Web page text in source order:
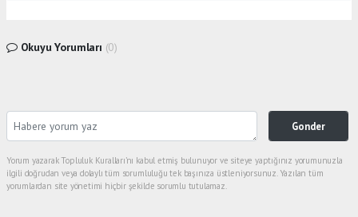
Okuyu Yorumları (0)
Gonder
Yorum yazarak Topluluk Kuralları’nı kabul etmiş bulunuyor ve siteye yaptığınız yorumunuzla
ilgili doğrudan veya dolaylı tüm sorumluluğu tek başınıza üstleniyorsunuz. Yazılan tüm
yorumlardan site yönetimi hiçbir şekilde sorumlu tutulamaz.